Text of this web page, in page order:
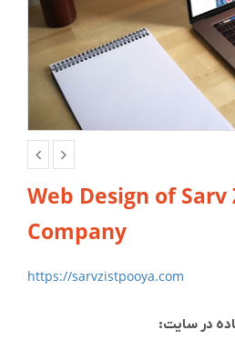
Web Design of Sarv
Company
https://sarvzistpooya.com
در سایت: